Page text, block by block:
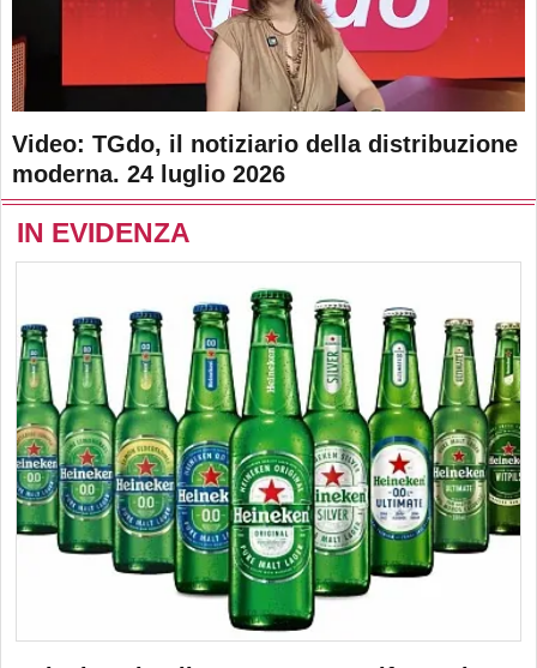
Video: TGdo, il notiziario della distribuzione
moderna. 24 luglio 2026
IN EVIDENZA